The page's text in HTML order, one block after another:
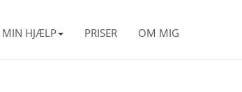
MIN HJÆLP PRISER OM MIG